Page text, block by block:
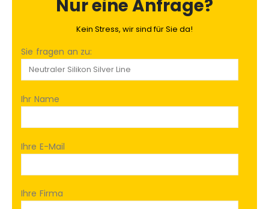
Nur eine Anfrage?
Kein Stress, wir sind für Sie da!
Sie fragen an zu:
Ihr Name
Ihre E-Mail
Ihre Firma